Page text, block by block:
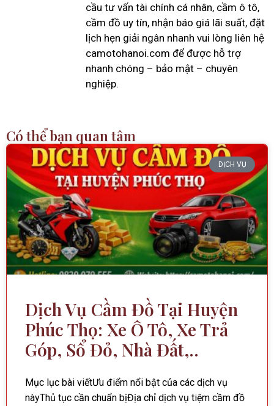
cầu tư vấn tài chính cá nhân, cầm ô tô,
cầm đồ uy tín, nhận báo giá lãi suất, đặt
lịch hẹn giải ngân nhanh vui lòng liên hệ
camotohanoi.com để được hỗ trợ
nhanh chóng – bảo mật – chuyên
nghiệp.
Có thể bạn quan tâm
DỊCH VỤ
Dịch Vụ Cầm Đồ Tại Huyện
Phúc Thọ: Xe Ô Tô, Xe Trả
Góp, Sổ Đỏ, Nhà Đất,..
Mục lục bài viếtƯu điểm nổi bật của các dịch vụ
nàyThủ tục cần chuẩn bịĐịa chỉ dịch vụ tiệm cầm đồ